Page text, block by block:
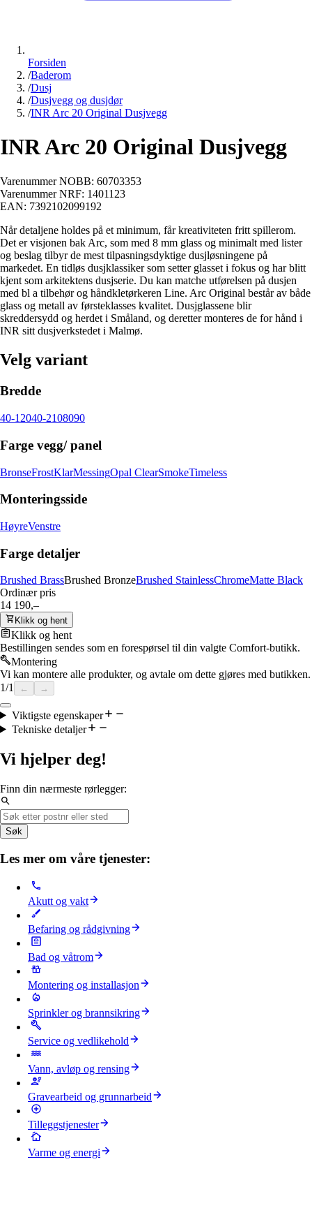
Forsiden
/Baderom
/Dusj
/Dusjvegg og dusjdør
/INR Arc 20 Original Dusjvegg
INR Arc 20 Original Dusjvegg
Varenummer NOBB: 60703353
Varenummer NRF: 1401123
EAN: 7392102099192
Når detaljene holdes på et minimum, får kreativiteten fritt spillerom.
Det er visjonen bak Arc, som med 8 mm glass og minimalt med lister
og beslag tilbyr de mest tilpasningsdyktige dusjløsningene på
markedet. En tidløs dusjklassiker som setter glasset i fokus og har blitt
kjent som arkitektens dusjserie. Du kan matche utførelsen på dusjen
med bl a tilbehør og håndkletørkeren Line. Arc Original består av både
glass og metall av førsteklasses kvalitet. Dusjglassene blir
skreddersydd og herdet i Småland, og deretter monteres de for hånd i
INR sitt dusjverkstedet i Malmø.
Velg variant
Bredde
40-12040-2108090
Farge vegg/ panel
BronseFrostKlarMessingOpal ClearSmokeTimeless
Monteringsside
HøyreVenstre
Farge detaljer
Brushed BrassBrushed BronzeBrushed StainlessChromeMatte Black
Ordinær pris
14 190,–
Klikk og hent
Klikk og hent
Bestillingen sendes som en forespørsel til din valgte Comfort-butikk.
Montering
Vi kan montere alle produkter, og avtale om dette gjøres med butikken.
1/1 ← →
Viktigste egenskaper
Tekniske detaljer
Vi hjelper deg!
Finn din nærmeste rørlegger:
Søk
Les mer om våre tjenester:
Akutt og vakt
Befaring og rådgivning
Bad og våtrom
Montering og installasjon
Sprinkler og brannsikring
Service og vedlikehold
Vann, avløp og rensing
Gravearbeid og grunnarbeid
Tilleggstjenester
Varme og energi